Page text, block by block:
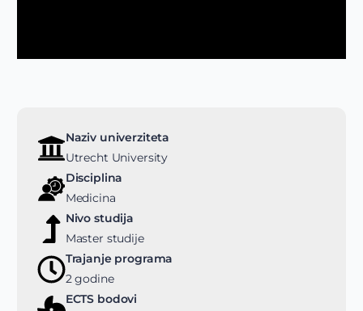
Naziv univerziteta
Utrecht University
Disciplina
Medicina
Nivo studija
Master studije
Trajanje programa
2 godine
ECTS bodovi